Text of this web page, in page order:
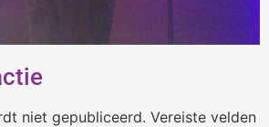
niet gepubliceerd. Vereiste velden